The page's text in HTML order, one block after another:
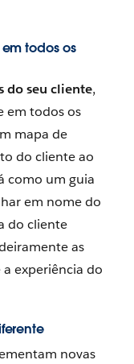
todos os
do seu cliente,
em todos os
mapa de
do cliente ao
como um guia
em nome do
do cliente
as
experiência do
novas